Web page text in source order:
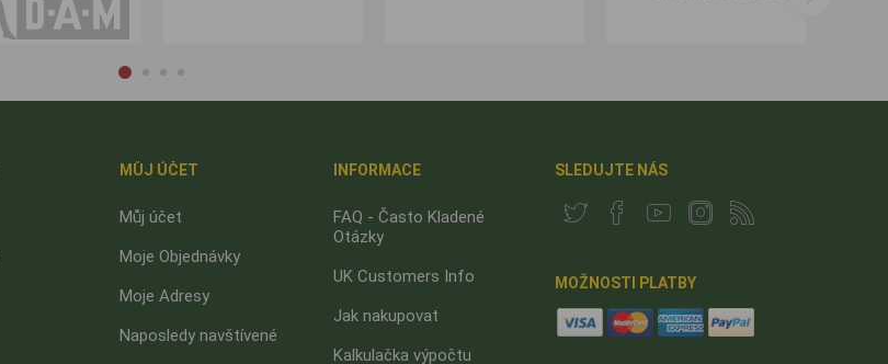
MŮJ ÚČET
Můj účet
Moje Objednávky
Moje Adresy
Naposledy navštívené
INFORMACE
FAQ - Často Kladené
Otázky
UK Customers Info
Jak nakupovat
Kalkulačka výpočtu
SLEDUJTE NÁS
MOŽNOSTI PLATBY